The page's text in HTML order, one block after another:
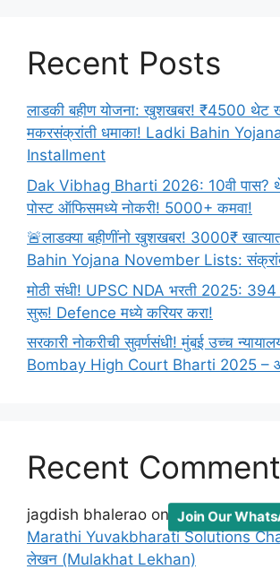
Recent Posts
लाडकी बहीण योजना: खुशखबर! ₹4500 थेट
मकरसंक्रांती धमाका! Ladki Bahin
Installment
Dak Vibhag Bharti 2026: 10वी पास?
पोस्ट ऑफिसमध्ये नोकरी! 5000+ कमवा!
🚨लाडक्या बहीणींनो खुशखबर! 3000₹
Bahin Yojana November Lists:
मोठी संधी! UPSC NDA भरती 2025: 394
सुरू! Defence मध्ये करियर करा!
सरकारी नोकरीची सुवर्णसंधी! मुंबई उच्च
Bombay High Court Bharti 2025 –
Recent
jagdish bhalerao on Maharashtra
Marathi Yuvakbharati Solutions
लेखन (Mulakhat Lekhan)
Join Our